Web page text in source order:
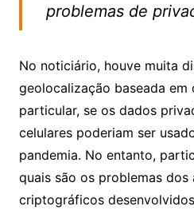
problemas de
No noticiário, houve muita
geolocalização baseada em
particular, se os dados
celulares poderiam ser
pandemia. No entanto,
quais são os problemas dos
criptográficos